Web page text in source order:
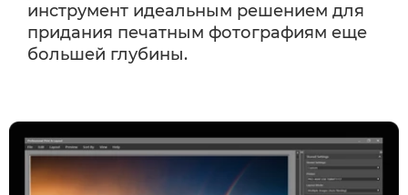
инструмент идеальным решением для
придания печатным фотографиям еще
большей глубины.